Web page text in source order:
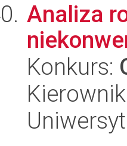
Analiza
Konkurs: